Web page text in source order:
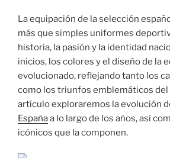
La equipación de la selección
más que simples uniformes
historia, la pasión y la identidad
inicios, los colores y el diseño de la
evolucionado, reflejando tanto los
como los triunfos emblemáticos del
artículo exploraremos la evolución
Españaa lo largo de los años, así
icónicos que la componen.